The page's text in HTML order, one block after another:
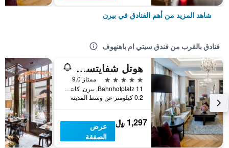
شاهد المزيد من أهم الفنادق في بيرن
فنادق بالقرب من فندق سيتي ام باهنهوف
هوتل شفايتسرهوف برن آند سبا
5 نجوم
ممتاز 9.0
Bahnhofplatz 11, بيرن, كانتون برن, سويسرا
0.2 كيلومتر عن وسط المدينة
1,297 ﷼
عرض
الصفقة